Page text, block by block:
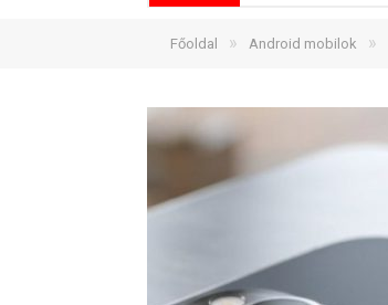
Főoldal » Android mobilok »